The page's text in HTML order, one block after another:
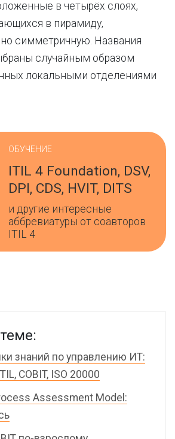
в четырёх слоях,
в пирамиду,
симметричную. Названия
случайным образом
локальными отделениями
ОБУЧЕНИЕ
ITIL 4 Foundation, DSV,
DPI, CDS, HVIT, DITS
и другие интересные
аббревиатуры от соавторов
ITIL 4
знаний по управлению ИТ:
COBIT, ISO 20000
Assessment Model: